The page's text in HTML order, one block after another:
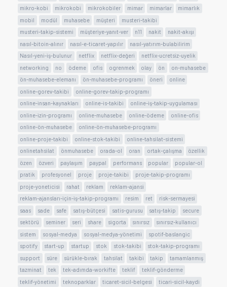
mikro-kobi
mikrokobi mikrokobiler mimar mimarlar
mimarlık
mobil
modül muhasebe müşteri
musteri-takibi
musteri-takip-sistemi
müşteriye-yanıt-ver n11 nakit
nakit-akışı
nasıl-bitoin-alınır
nasıl-e-ticaret-yapılır
nasıl-yatırım-bulabilirim
Nasıl-yeni-iş-bulunur
netflix netflix-değeri
netflix-ucretsiz-uyelik
networking
no ödeme ofis ogrenmek olay ön
on-muhasebe
ön-muhasebe-elemanı
ön-muhasebe-programı öneri
online
online-gorev-takibi
online-gorev-takip-programı
online-insan-kaynakları
online-is-takibi
online-iş-takip-uygulaması
online-izin-programı
online-muhasebe online-ödeme
online-ofis
online-ön-muhasebe
online-ön-muhasebe-programı
online-proje-takibi
online-stok-takibi
online-tahsilat-sistemi
onlinetahsilat
önmuhasebe orada-ol oran ortak-çalışma
özellik
özen
özveri paylaşım paypal performans popular
popular-ol
pratik
profesyonel proje proje-takibi
proje-takip-programı
proje-yoneticisi
rahat reklam
reklam-ajansi
reklam-ajansları-için-iş-takip-programı
resim ret
risk-sermayesi
saas
sade safe satış-bütçesi satis-gurusu satış-takip
secure
sektörü
seminer seri share sigorta sınırsız
sınırsız-kullanıcı
sistem
sosyal-medya sosyal-medya-yönetimi
spotif-baslangic
spotify
start-up startup stok stok-takibi
stok-takip-programı
support
süre sürükle-bırak tahsilat takibi takip
tamamlanmış
tazminat
tek tek-adımda-workifte teklif
teklif-gönderme
teklif-yönetimi
teknoparklar ticaret-sicil-belgesi
ticari-sicil-kaydi